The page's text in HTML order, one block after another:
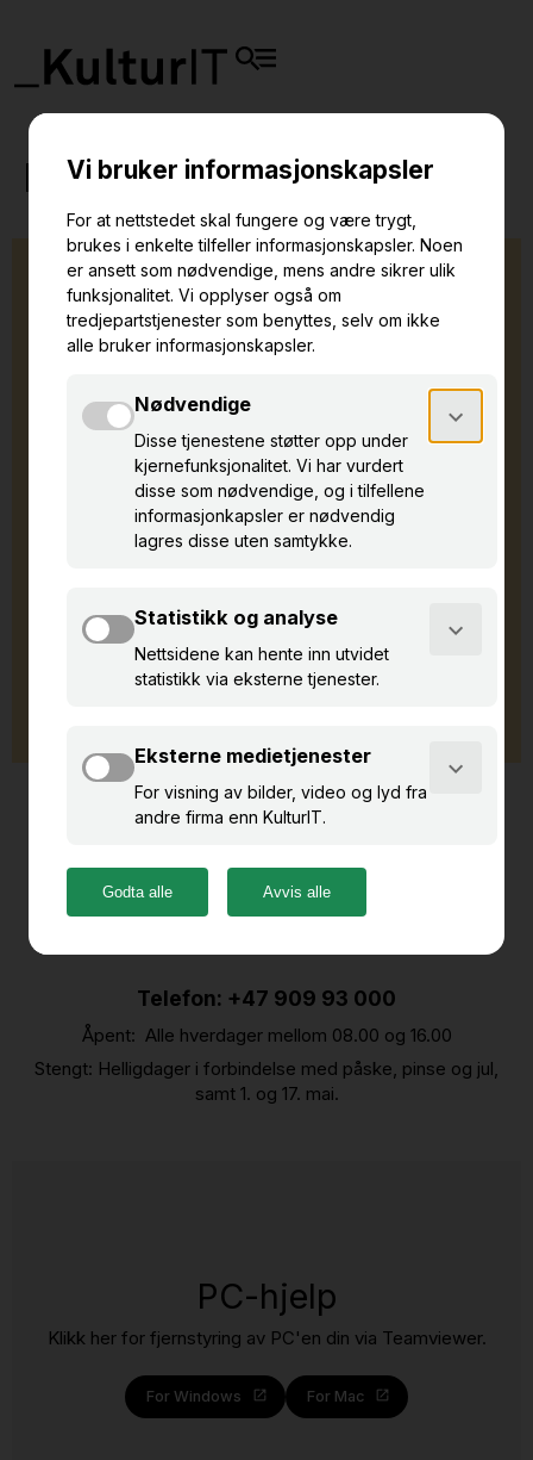
Brukerstøtte
Supportportalen
Brukerveiledninger - Driftsmeldinger - Status på
dine saker - Rapportér hendelse/problem - Send
inn bestilling
Kontakt support
Telefon: +47 909 93 000
Åpent: Alle hverdager mellom 08.00 og 16.00
Stengt: Helligdager i forbindelse med påske, pinse og jul,
samt 1. og 17. mai.
PC-hjelp
Klikk her for fjernstyring av PC'en din via Teamviewer.
For Windows For Mac